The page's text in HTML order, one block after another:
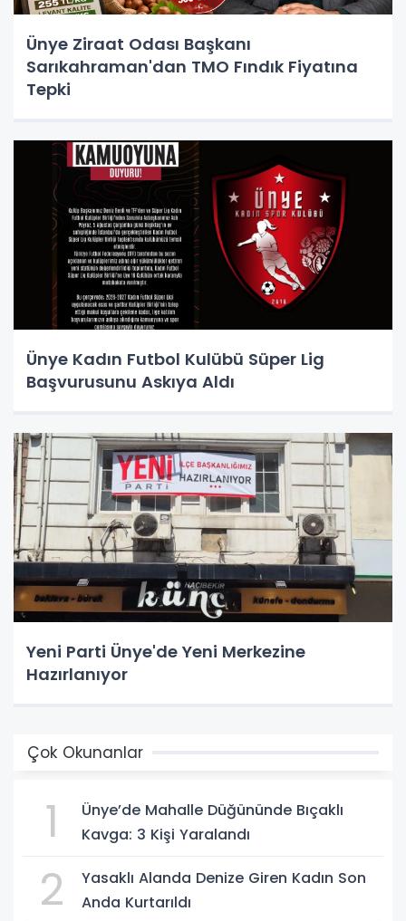
Ünye Ziraat Odası Başkanı
Sarıkahraman'dan TMO Fındık Fiyatına
Tepki
Ünye Kadın Futbol Kulübü Süper Lig
Başvurusunu Askıya Aldı
Yeni Parti Ünye'de Yeni Merkezine
Hazırlanıyor
Çok Okunanlar
1
Ünye’de Mahalle Düğününde Bıçaklı
Kavga: 3 Kişi Yaralandı
2
Yasaklı Alanda Denize Giren Kadın Son
Anda Kurtarıldı